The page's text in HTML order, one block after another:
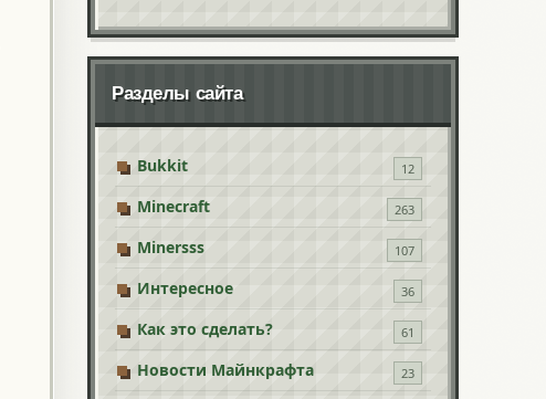
Разделы сайта
Bukkit 12
Minecraft 263
Minersss 107
Интересное 36
Как это сделать? 61
Новости Майнкрафта 23